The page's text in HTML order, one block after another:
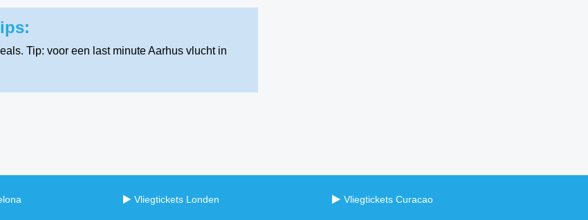
Tip: voor een last minute Aarhus vlucht in
Vliegtickets Londen Vliegtickets Curacao